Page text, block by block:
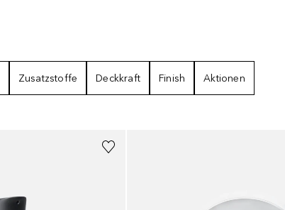
Zusatzstoffe Deckkraft Finish Aktionen